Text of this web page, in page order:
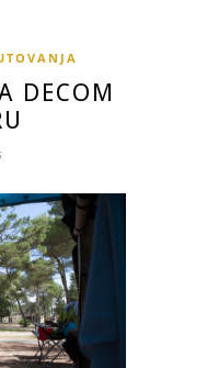
DECOM